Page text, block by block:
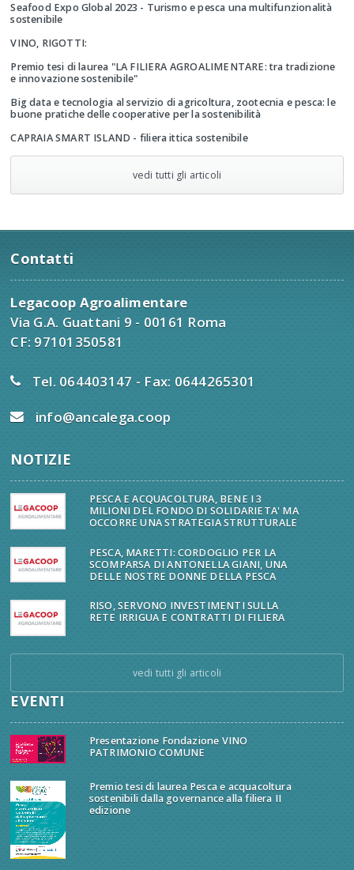
Seafood Expo Global 2023 - Turismo e pesca una multifunzionalità
sostenibile
VINO, RIGOTTI:
Premio tesi di laurea "LA FILIERA AGROALIMENTARE: tra tradizione
e innovazione sostenibile"
Big data e tecnologia al servizio di agricoltura, zootecnia e pesca: le
buone pratiche delle cooperative per la sostenibilità
CAPRAIA SMART ISLAND - filiera ittica sostenibile
vedi tutti gli articoli
Contatti
Legacoop Agroalimentare
Via G.A. Guattani 9 - 00161 Roma
CF: 97101350581
Tel. 064403147 - Fax: 0644265301
info@ancalega.coop
NOTIZIE
PESCA E ACQUACOLTURA, BENE I 3
MILIONI DEL FONDO DI SOLIDARIETA' MA
OCCORRE UNA STRATEGIA STRUTTURALE
PESCA, MARETTI: CORDOGLIO PER LA
SCOMPARSA DI ANTONELLA GIANI, UNA
DELLE NOSTRE DONNE DELLA PESCA
RISO, SERVONO INVESTIMENTI SULLA
RETE IRRIGUA E CONTRATTI DI FILIERA
vedi tutti gli articoli
EVENTI
Presentazione Fondazione VINO
PATRIMONIO COMUNE
Premio tesi di laurea Pesca e acquacoltura
sostenibili dalla governance alla filiera II
edizione